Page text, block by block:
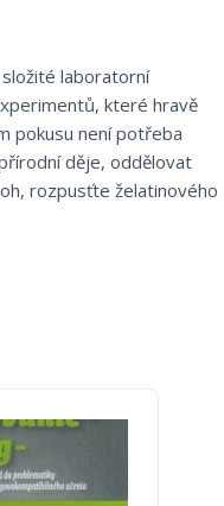
laboratorní
které hravě
pokusu není potřeba
děje, oddělovat
rozpusťte želatinového